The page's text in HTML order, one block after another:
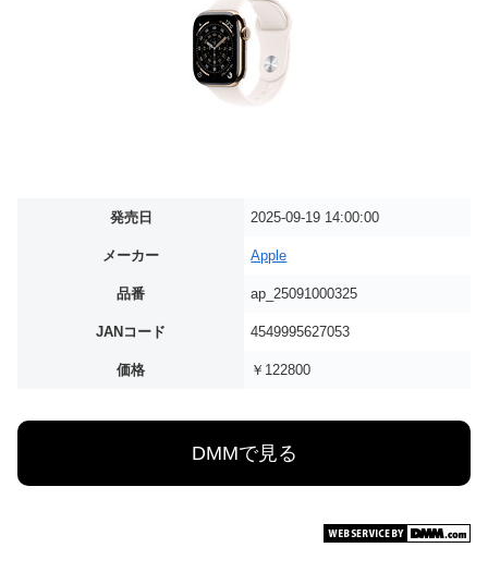
発売日 2025-09-19 14:00:00
メーカー Apple
品番 ap_25091000325
JANコード 4549995627053
価格 ￥122800
DMMで見る